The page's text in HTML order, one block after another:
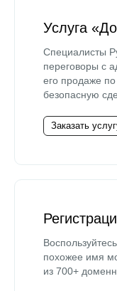
Услуга
Специалисты
переговоры с
его продаже
безопасную
Заказать
похожее имя
из 700+